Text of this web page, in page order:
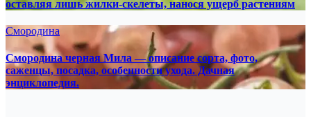
оставляя лишь жилки-скелеты, нанося ущерб растениям
Смородина
Смородина черная Мила — описание сорта, фото,
саженцы, посадка, особенности ухода. Дачная
энциклопедия.